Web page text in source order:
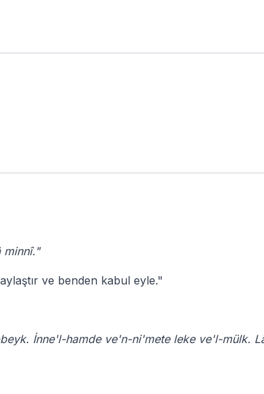
minnî."
ve benden kabul eyle."
İnne'l-hamde ve'n-ni'mete leke ve'l-mülk.